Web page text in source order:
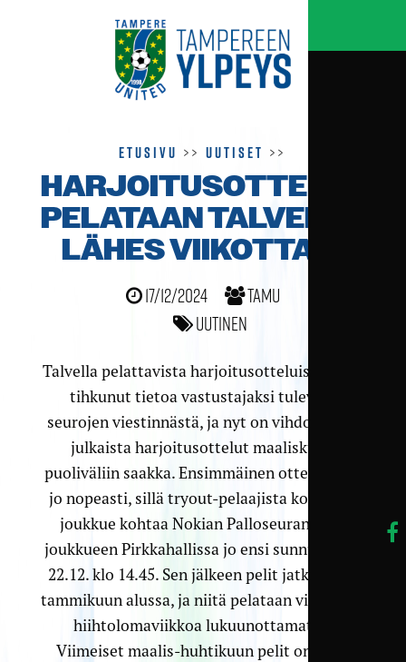
Etusivu >>Uutiset >>
HARJOITUSOTTELUITA
PELATAAN TALVELLA
LÄHES VIIKOTTAIN
17/12/2024
TamU
Uutinen
Talvella pelattavista harjoitusotteluista on jo
tihkunut tietoa vastustajaksi tulevien
seurojen viestinnästä, ja nyt on vihdoin aika
julkaista harjoitusottelut maaliskuun
puoliväliin saakka. Ensimmäinen ottelu tulee
jo nopeasti, sillä tryout-pelaajista koostuva
joukkue kohtaa Nokian Palloseuran P20-
joukkueen Pirkkahallissa jo ensi sunnuntaina
22.12. klo 14.45. Sen jälkeen pelit jatkuvat jo
tammikuun alussa, ja niitä pelataan viikottain
hiihtolomaviikkoa lukuunottamatta.
Viimeiset maalis-huhtikuun pelit on vielä